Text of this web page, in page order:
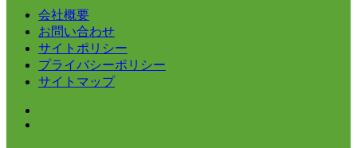
会社概要
お問い合わせ
サイトポリシー
プライバシーポリシー
サイトマップ